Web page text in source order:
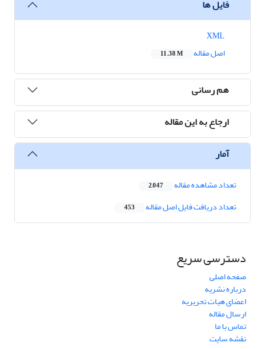
فایل ها
اصل مقاله
11.38 M
هم رسانی
ارجاع به این مقاله
آمار
تعداد مشاهده مقاله 2,047
تعداد دریافت فایل اصل مقاله 453
دسترسی سریع
صفحه اصلی
درباره نشریه
اعضای هیات تحریریه
ارسال مقاله
تماس با ما
نقشه سایت